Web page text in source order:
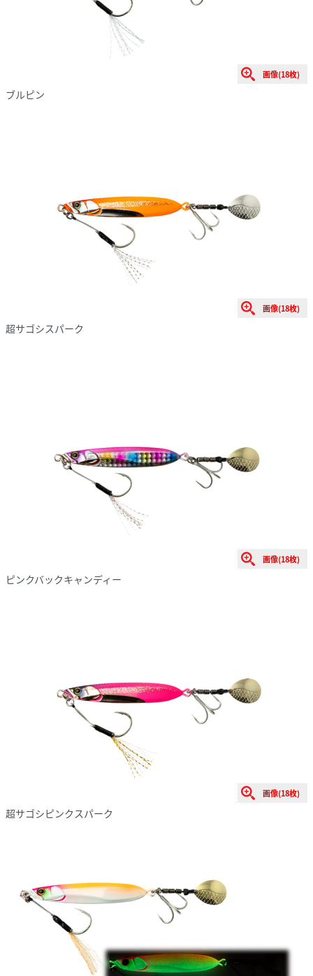
画像(18枚)
ブルピン
画像(18枚)
超サゴシスパーク
画像(18枚)
ピンクバックキャンディー
画像(18枚)
超サゴシピンクスパーク